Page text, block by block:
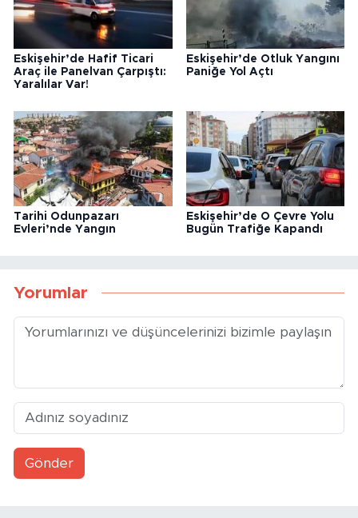
Eskişehir’de Hafif Ticari
Araç ile Panelvan Çarpıştı:
Yaralılar Var!
Eskişehir’de Otluk Yangını
Paniğe Yol Açtı
Tarihi Odunpazarı
Evleri’nde Yangın
Eskişehir’de O Çevre Yolu
Bugün Trafiğe Kapandı
Yorumlar
Gönder